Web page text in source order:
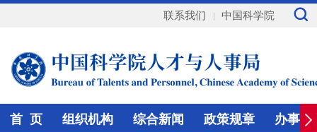
联系我们 中国科学院
首 页 组织机构 综合新闻 政策规章 办事指